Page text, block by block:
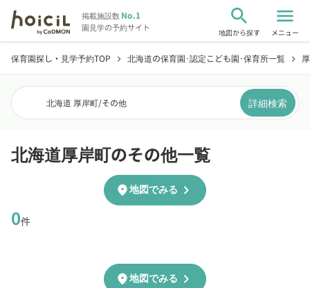
掲載施設数No.1
園見学の予約サイト
search
地図から探す
menu
メニュー
保育園探し・見学予約TOP chevron_right 北海道の保育園･認定こども園･保育所一覧 chevron_right
北海道 厚岸町/その他 詳細検索
北海道厚岸町のその他一覧
0件
location_on地図でみる chevron_right
location_on地図でみる chevron_right